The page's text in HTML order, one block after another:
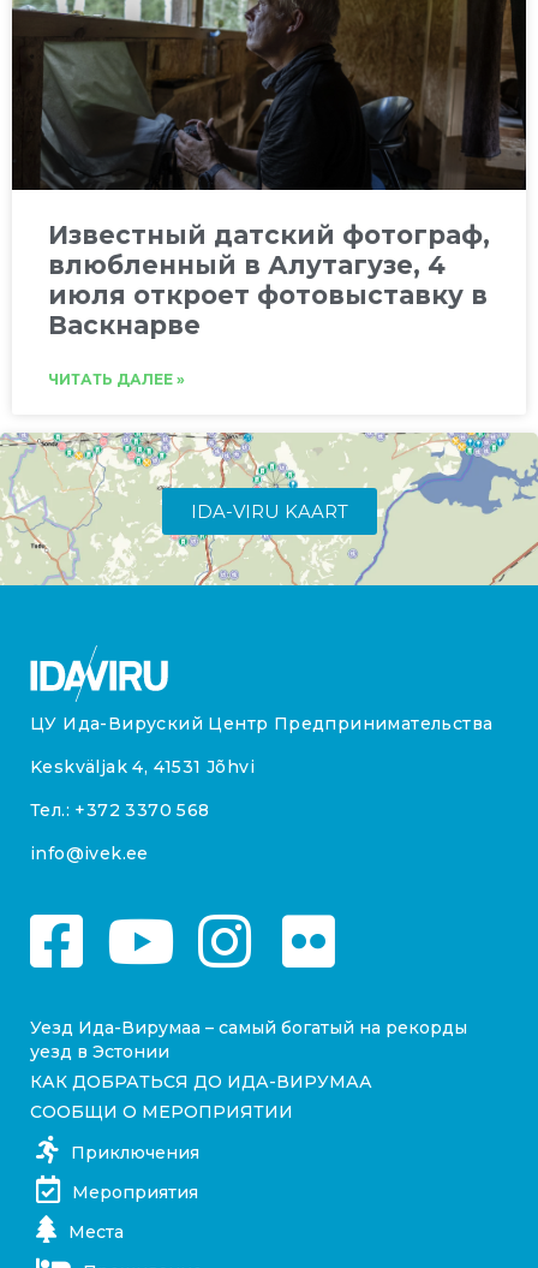
Известный датский фотограф,
влюбленный в Алутагузе, 4
июля откроет фотовыставку в
Васкнарве
ЧИТАТЬ ДАЛЕЕ »
IDA-VIRU KAART
ЦУ Ида-Вируский Центр Предпринимательства
Keskväljak 4, 41531 Jõhvi
Тел.: +372 3370 568
info@ivek.ee
Уезд Ида-Вирумаа – самый богатый на рекорды
уезд в Эстонии
КАК ДОБРАТЬСЯ ДО ИДА-ВИРУМАА
СООБЩИ О МЕРОПРИЯТИИ
Приключения
Мероприятия
Места